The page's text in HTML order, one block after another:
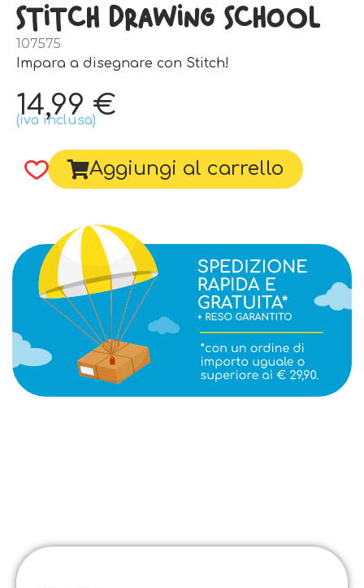
Stitch Drawing School
107575
Impara a disegnare con Stitch!
14,99 €
(iva inclusa)
Aggiungi al carrello